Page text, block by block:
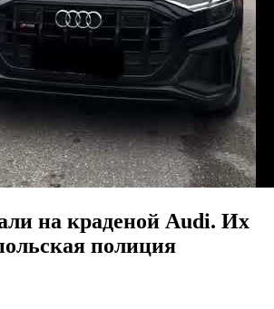
на краденой Audi. Их
полиция